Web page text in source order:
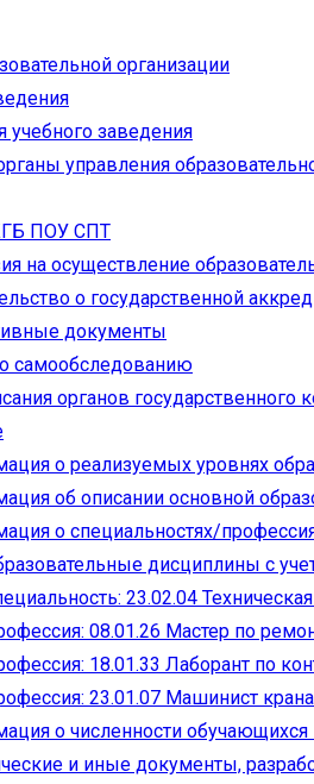
организации
учебного заведения
управления
ПОУ СПТ
на осуществление
о государственной
документы
самообследованию
органов государственного
о реализуемых уровнях
об описании основной
о специальностях/
дисциплины с
23.02.04
08.01.26 Мастер по
18.01.33 Лаборант по
23.01.07 Машинист
о численности
и иные документы,